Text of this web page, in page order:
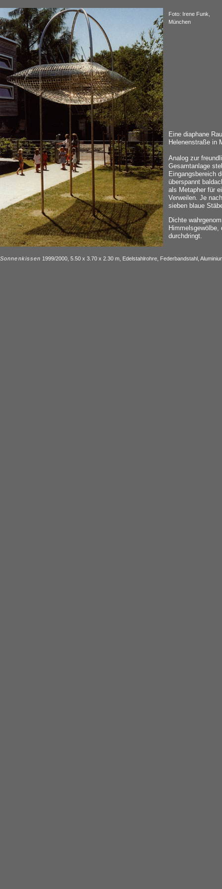
Eine diaphane
Helenenstraße in
Analog zur
Gesamtanlage
Eingangsbereich
überspannt
als Metapher für
Verweilen. Je
sieben blaue
Dichte
durchdringt.
Foto: Irene Funk,
München
Sonnenkissen 1999/2000, 5.50 x 3.70 x 2.30 m, Edelstahlrohre, Federbandstahl,